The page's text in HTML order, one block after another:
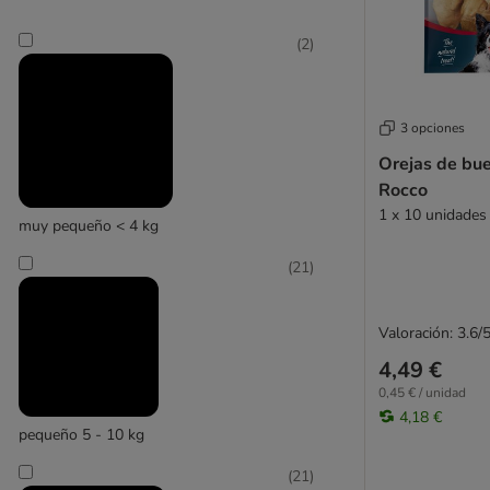
Lukullus
Purina
PURINA Dentalife
Royal Canin
Sammy's
Rocco
muy pequeño < 4 kg
(2)
pequeño 5 - 10 kg
(21)
(21)
3 opciones
Orejas de
Rocco
1 x 10 unidades
4,49 €
0,45 € / unidad
4,18 €
Valoración: 3.6/5